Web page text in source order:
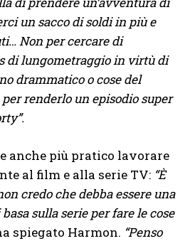
un sacco di soldi in più e
Non per cercare di
di lungometraggio in virtù di
drammatico o cose del
renderlo un episodio super
anche più pratico lavorare
al film e alla serie TV: “È
credo che debba essere una
sulla serie per fare le cose
spiegato Harmon. “Penso